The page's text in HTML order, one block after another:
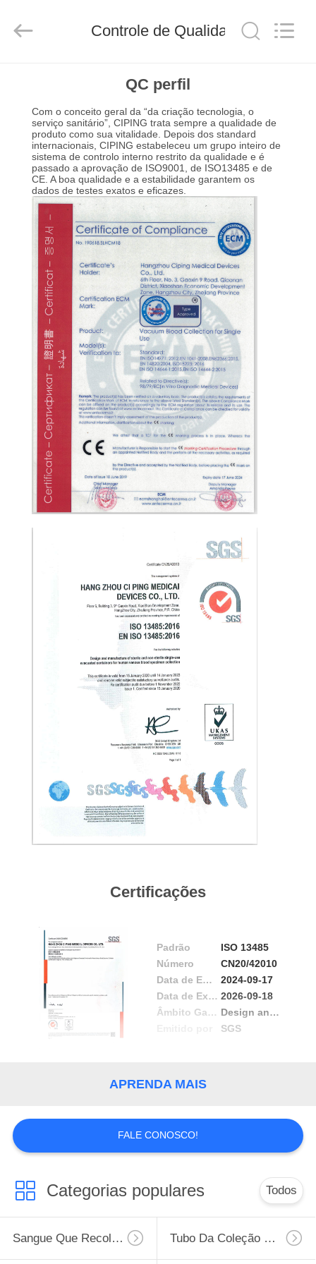
PRODUTOS
SOBRE
NÓS
EXCURSÃO
FÁBRICA
CONTROLE
QUALIDADE
CONTACTE-
NOS
PEÇA
UMAS
CITAÇÕES
PRIVACY
Devices
Controle de Qualidade
QC perfil
Com o conceito geral da “da criação tecnologia, o
serviço sanitário”, CIPING trata sempre a qualidade de
produto como sua vitalidade. Depois dos standard
internacionais, CIPING estabeleceu um grupo inteiro de
sistema de controlo interno restrito da qualidade e é
passado a aprovação de ISO9001, de ISO13485 e de
CE. A boa qualidade e a estabilidade garantem os
dados de testes exatos e eficazes.
Certificações
Padrão
ISO 13485
Número
CN20/42010
Data de Emissão
2024-09-17
Data de Expiração 2026-09-18
Âmbito Gama /
Design and manufacture of sterile and non-sterile single-use evacuated containers for human venous blood specimen collection
SGS
APRENDA MAIS
FALE CONOSCO!
Categorias populares Todos
Sangue Que Recolhe O Tubo Tubo Da Coleção Do Sangue Do Vácuo